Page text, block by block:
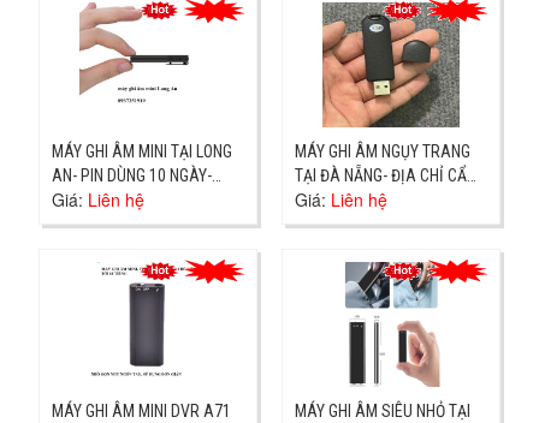
MÁY GHI ÂM MINI TẠI LONG
AN- PIN DÙNG 10 NGÀY-
GIAO TẬN NƠI
Giá: Liên hệ
MÁY GHI ÂM NGỤY TRANG
TẠI ĐÀ NẴNG- ĐỊA CHỈ CẨM
LỆ-GIAO TẬN NƠI
Giá: Liên hệ
MÁY GHI ÂM MINI DVR A71
MÁY GHI ÂM SIÊU NHỎ TẠI